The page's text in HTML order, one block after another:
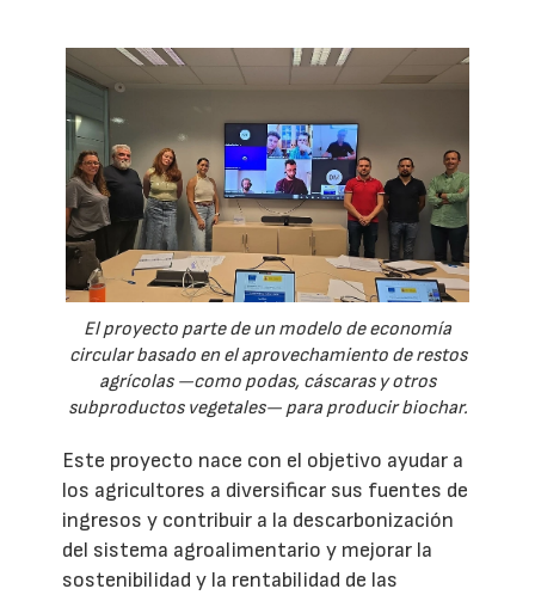
El proyecto parte de un modelo de economía
circular basado en el aprovechamiento de restos
agrícolas —como podas, cáscaras y otros
subproductos vegetales— para producir biochar.
Este proyecto nace con el objetivo ayudar a
los agricultores a diversificar sus fuentes de
ingresos y contribuir a la descarbonización
del sistema agroalimentario y mejorar la
sostenibilidad y la rentabilidad de las